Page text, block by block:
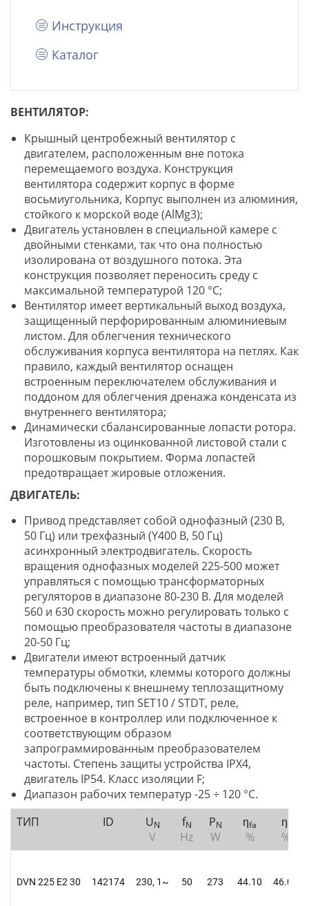
Инструкция
Каталог
ВЕНТИЛЯТОР:
Крышный центробежный вентилятор с
двигателем, расположенным вне потока
перемещаемого воздуха. Конструкция
вентилятора содержит корпус в форме
восьмиугольника, Корпус выполнен из алюминия,
стойкого к морской воде (AlMg3);
Двигатель установлен в специальной камере с
двойными стенками, так что она полностью
изолирована от воздушного потока. Эта
конструкция позволяет переносить среду с
максимальной температурой 120 °С;
Вентилятор имеет вертикальный выход воздуха,
защищенный перфорированным алюминиевым
листом. Для облегчения технического
обслуживания корпуса вентилятора на петлях. Как
правило, каждый вентилятор оснащен
встроенным переключателем обслуживания и
поддоном для облегчения дренажа конденсата из
внутреннего вентилятора;
Динамически сбалансированные лопасти ротора.
Изготовлены из оцинкованной листовой стали с
порошковым покрытием. Форма лопастей
предотвращает жировые отложения.
ДВИГАТЕЛЬ:
Привод представляет собой однофазный (230 В,
50 Гц) или трехфазный (Y400 В, 50 Гц)
асинхронный электродвигатель. Скорость
вращения однофазных моделей 225-500 может
управляться с помощью трансформаторных
регуляторов в диапазоне 80-230 В. Для моделей
560 и 630 скорость можно регулировать только с
помощью преобразователя частоты в диапазоне
20-50 Гц;
Двигатели имеют встроенный датчик
температуры обмотки, клеммы которого должны
быть подключены к внешнему теплозащитному
реле, например, тип SET10 / STDT, реле,
встроенное в контроллер или подключенное к
соответствующим образом
запрограммированным преобразователем
частоты. Степень защиты устройства IPX4,
двигатель IP54. Класс изоляции F;
Диапазон рабочих температур -25 ÷ 120 °C.
ТИП
ID UN
V
fN
Hz
PN
W
ηfa
%
ηt
%
DVN 225 E2 30 142174 230, 1~ 50 273 44.10 46.00